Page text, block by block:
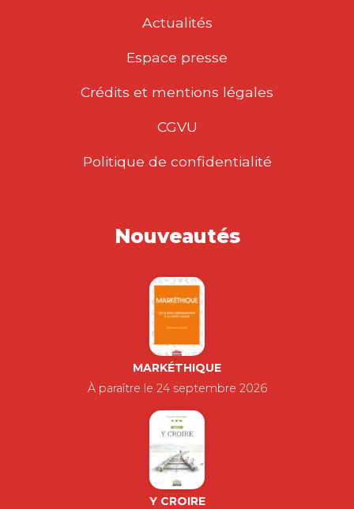
Actualités
Espace presse
Crédits et mentions légales
CGVU
Politique de confidentialité
Nouveautés
MARKÉTHIQUE
À paraître le 24 septembre 2026
Y CROIRE